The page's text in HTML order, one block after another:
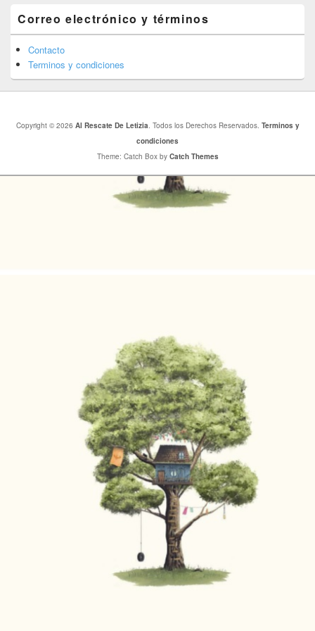
Correo electrónico y términos
Contacto
Terminos y condiciones
Copyright © 2026 Al Rescate De Letizia . Todos los Derechos Reservados. Terminos y
condiciones
Theme: Catch Box by Catch Themes